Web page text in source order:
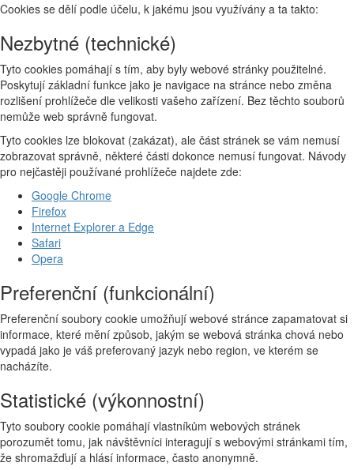
Cookies se dělí podle účelu, k jakému jsou využívány a ta takto:
Nezbytné (technické)
Tyto cookies pomáhají s tím, aby byly webové stránky použitelné.
Poskytují základní funkce jako je navigace na stránce nebo změna
rozlišení prohlížeče dle velikosti vašeho zařízení. Bez těchto souborů
nemůže web správně fungovat.
Tyto cookies lze blokovat (zakázat), ale část stránek se vám nemusí
zobrazovat správně, některé části dokonce nemusí fungovat. Návody
pro nejčastěji používané prohlížeče najdete zde:
Google Chrome
Firefox
Internet Explorer a Edge
Safari
Opera
Preferenční (funkcionální)
Preferenční soubory cookie umožňují webové stránce zapamatovat si
informace, které mění způsob, jakým se webová stránka chová nebo
vypadá jako je váš preferovaný jazyk nebo region, ve kterém se
nacházíte.
Statistické (výkonnostní)
Tyto soubory cookie pomáhají vlastníkům webových stránek
porozumět tomu, jak návštěvníci interagují s webovými stránkami tím,
že shromažďují a hlásí informace, často anonymně.